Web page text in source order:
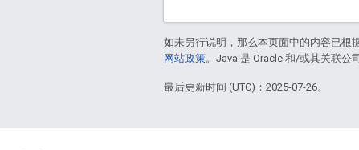
如未另行说明，那么本页面中的内容已根
网站政策。Java 是 Oracle 和/或其关联公
最后更新时间 (UTC)：2025-07-26。